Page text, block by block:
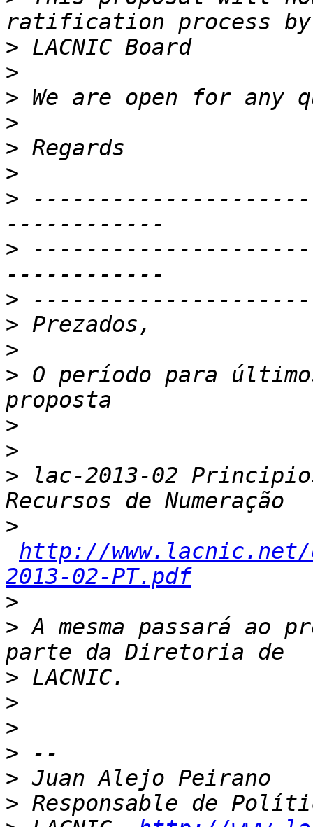
>
>
>
>
>
>
>
>
>
>
>
> O período para
>
>
> lac-2013-02
>
http://www.lacnic.net/
2013-02-PT.pdf
>
> A mesma passará ao
>
>
>
>
>
>